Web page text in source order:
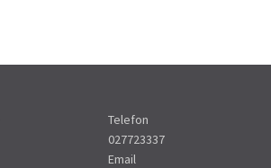
Telefon
027723337
Email